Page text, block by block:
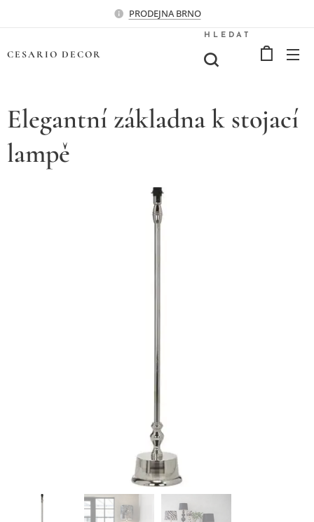
PRODEJNA BRNO
CESARIO DECOR
HLEDAT
Elegantní základna k stojací
lampě